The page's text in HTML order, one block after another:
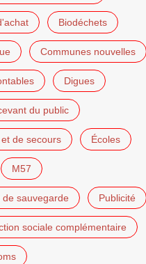
Biodéchets
Communes nouvelles
Digues
du public
de secours Écoles
M57
sauvegarde Publicité
sociale complémentaire